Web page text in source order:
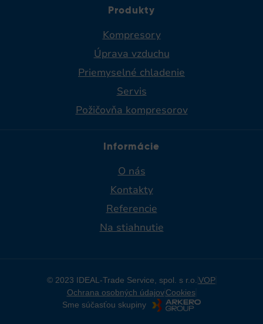
Produkty
Kompresory
Úprava vzduchu
Priemyselné chladenie​
Servis
Požičovňa kompresorov
Informácie
O nás
Kontakty
Referencie
Na stiahnutie
© 2023 IDEAL-Trade Service, spol. s r.o. VOP
Ochrana osobných údajov Cookies
Sme súčasťou skupiny